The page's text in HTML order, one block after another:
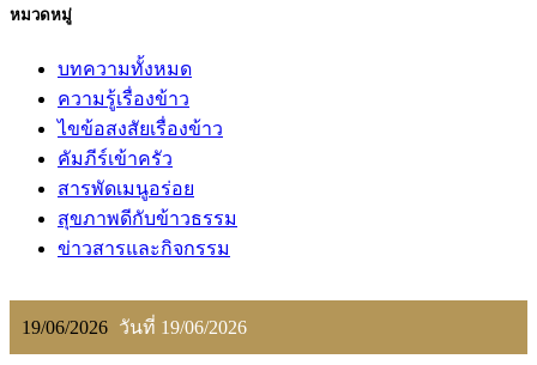
หมวดหมู่
บทความทั้งหมด
ความรู้เรื่องข้าว
ไขข้อสงสัยเรื่องข้าว
คัมภีร์เข้าครัว
สารพัดเมนูอร่อย
สุขภาพดีกับข้าวธรรม
ข่าวสารและกิจกรรม
19/06/2026 วันที่ 19/06/2026